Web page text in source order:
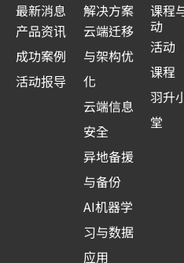
最新消息
产品资讯
成功案例
活动报导
解决方案
云端迁移
与架构优
化
云端信息
安全
异地备援
与备份
AI机器学
习与数据
应用
课程
动
活动
课程
羽升
堂